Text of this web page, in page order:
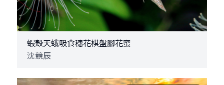
蝦殼天蛾吸食穗花棋盤腳花蜜
沈競辰